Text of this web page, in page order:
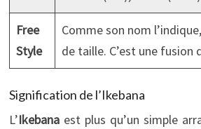
Free
Style
Comme son nom
de taille. C’est une
Signification de l’Ikebana
L’Ikebana est plus qu’un simple